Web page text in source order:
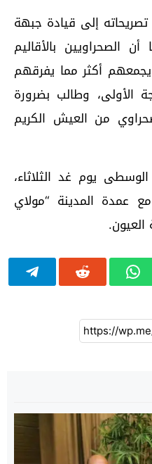
إلى قيادة جبهة
أن الصحراويين بالأقاليم
أكثر مما يفرقهم
الأولى، وطالب بضرورة
من العيش الكريم
يوم غد الثلاثاء،
عمدة المدينة “مولاي